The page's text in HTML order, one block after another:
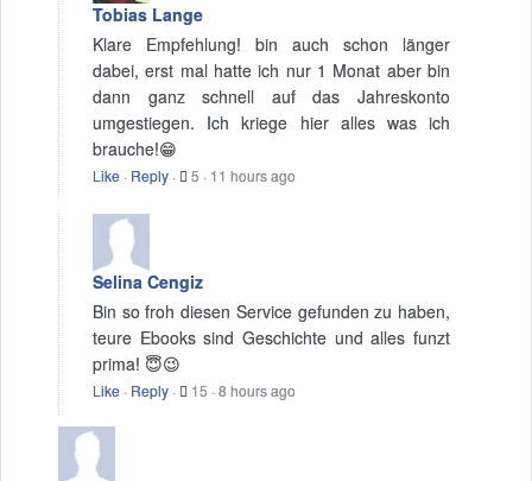
Tobias Lange
Klare Empfehlung! bin auch schon länger
dabei, erst mal hatte ich nur 1 Monat aber bin
dann ganz schnell auf das Jahreskonto
umgestiegen. Ich kriege hier alles was ich
brauche!😁
Like · Reply · 5 · 11 hours ago
Selina Cengiz
Bin so froh diesen Service gefunden zu haben,
teure Ebooks sind Geschichte und alles funzt
prima! 😇😉
Like · Reply · 15 ·8 hours ago